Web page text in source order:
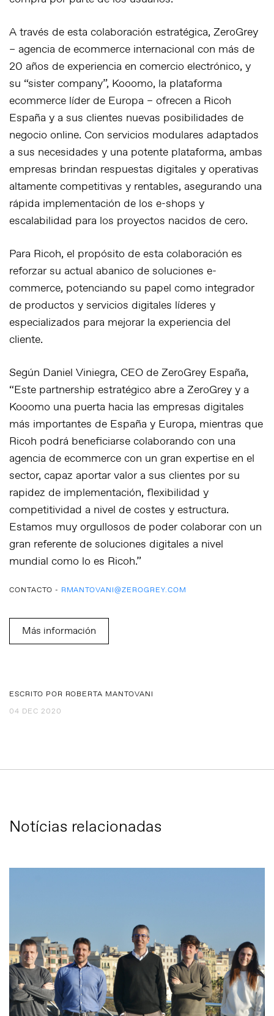
A través de esta colaboración estratégica, ZeroGrey
– agencia de ecommerce internacional con más de
20 años de experiencia en comercio electrónico, y
su “sister company”, Kooomo, la plataforma
ecommerce líder de Europa – ofrecen a Ricoh
España y a sus clientes nuevas posibilidades de
negocio online. Con servicios modulares adaptados
a sus necesidades y una potente plataforma, ambas
empresas brindan respuestas digitales y operativas
altamente competitivas y rentables, asegurando una
rápida implementación de los e-shops y
escalabilidad para los proyectos nacidos de cero.
Para Ricoh, el propósito de esta colaboración es
reforzar su actual abanico de soluciones e-
commerce, potenciando su papel como integrador
de productos y servicios digitales líderes y
especializados para mejorar la experiencia del
cliente.
Según Daniel Viniegra, CEO de ZeroGrey España,
“Este partnership estratégico abre a ZeroGrey y a
Kooomo una puerta hacia las empresas digitales
más importantes de España y Europa, mientras que
Ricoh podrá beneficiarse colaborando con una
agencia de ecommerce con un gran expertise en el
sector, capaz aportar valor a sus clientes por su
rapidez de implementación, flexibilidad y
competitividad a nivel de costes y estructura.
Estamos muy orgullosos de poder colaborar con un
gran referente de soluciones digitales a nivel
mundial como lo es Ricoh.”
CONTACTO - RMANTOVANI@ZEROGREY.COM
Más información
ESCRITO POR ROBERTA MANTOVANI
04 DEC 2020
Notícias relacionadas